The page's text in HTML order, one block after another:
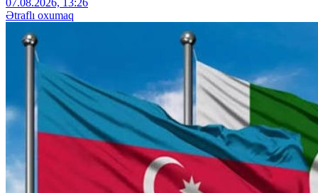
Ətraflı oxumaq